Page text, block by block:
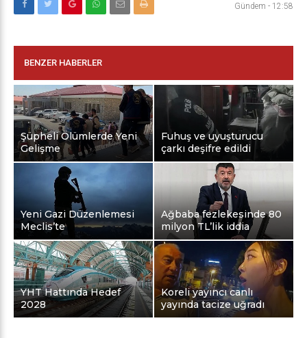
Gündem - 12:58
BENZER HABERLER
Şüpheli Ölümlerde Yeni
Gelişme
Fuhuş ve uyuşturucu
çarkı deşifre edildi
Yeni Gazi Düzenlemesi
Meclis’te
Ağbaba fezlekesinde 80
milyon TL’lik iddia
YHT Hattında Hedef
2028
Koreli yayıncı canlı
yayında tacize uğradı